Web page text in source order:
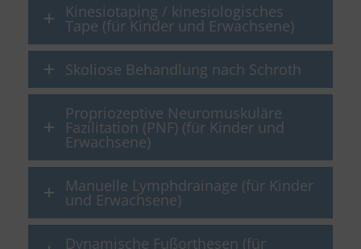
Kinesiotaping / kinesiologisches
Tape (für Kinder und Erwachsene)
Skoliose Behandlung nach Schroth
Propriozeptive Neuromuskuläre
Fazilitation (PNF) (für Kinder und
Erwachsene)
Manuelle Lymphdrainage (für Kinder
und Erwachsene)
Dynamische Fußorthesen (für